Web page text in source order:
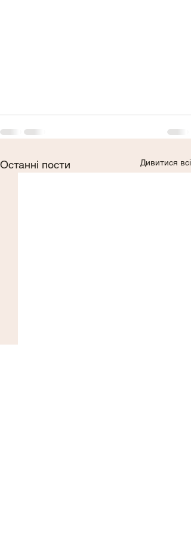
Останні пости Дивитися всі